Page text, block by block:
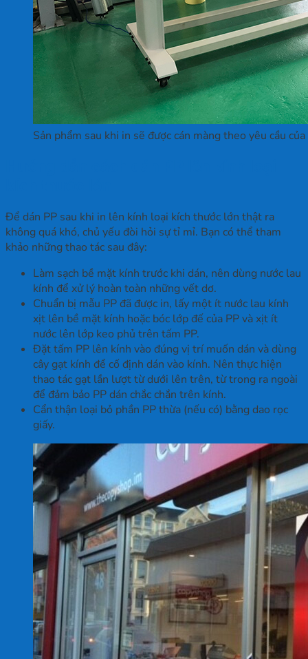
Sản phẩm sau khi in sẽ được cán màng theo yêu cầu
Để dán PP sau khi in lên kính loại kích thước lớn thật ra
không quá khó, chủ yếu đòi hỏi sự tỉ mỉ. Bạn có thể tham
khảo những thao tác sau đây:
Làm sạch bề mặt kính trước khi dán, nên dùng nước lau
kính để xử lý hoàn toàn những vết dơ.
Chuẩn bị mẫu PP đã được in, lấy một ít nước lau kính
xịt lên bề mặt kính hoặc bóc lớp đế của PP và xịt ít
nước lên lớp keo phủ trên tấm PP.
Đặt tấm PP lên kính vào đúng vị trí muốn dán và dùng
cây gạt kính để cố định dán vào kính. Nên thực hiện
thao tác gạt lần lượt từ dưới lên trên, từ trong ra ngoài
để đảm bảo PP dán chắc chắn trên kính.
Cẩn thận loại bỏ phần PP thừa (nếu có) bằng dao rọc
giấy.